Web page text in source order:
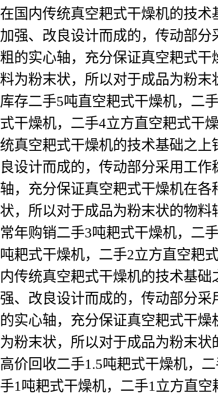
在国内传统真空耙式干燥机的技
加强、改良设计而成的，传动部
粗的实心轴，充分保证真空耙式
料为粉末状，所以对于成品为粉
库存二手5吨直空耙式干燥机，二
式干燥机，二手4立方直空耙式干
统真空耙式干燥机的技术基础之
良设计而成的，传动部分采用工
轴，充分保证真空耙式干燥机在
状，所以对于成品为粉末状的物
常年购销二手3吨耙式干燥机，二
吨耙式干燥机，二手2立方直空耙
内传统真空耙式干燥机的技术基
强、改良设计而成的，传动部分
的实心轴，充分保证真空耙式干
为粉末状，所以对于成品为粉末
高价回收二手1.5吨耙式干燥机，
手1吨耙式干燥机，二手1立方直